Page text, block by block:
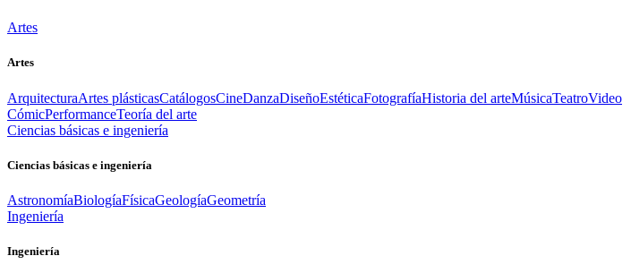
Artes
Artes
ArquitecturaArtes plásticasCatálogosCineDanzaDiseñoEstéticaFotografíaHistoria del arteMúsicaTeatroVideo
CómicPerformanceTeoría del arte
Ciencias básicas e ingeniería
Ciencias básicas e ingeniería
AstronomíaBiologíaFísicaGeologíaGeometría
Ingeniería
Ingeniería